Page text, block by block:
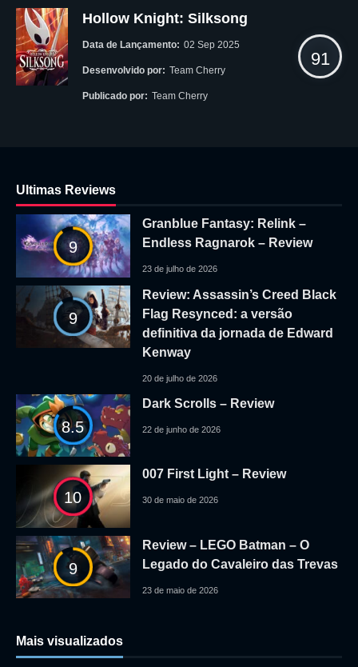
Hollow Knight: Silksong
Data de Lançamento: 02 Sep 2025
Desenvolvido por: Team Cherry
Publicado por: Team Cherry
91
Ultimas Reviews
9
Granblue Fantasy: Relink –
Endless Ragnarok – Review
23 de julho de 2026
9
Review: Assassin’s Creed Black
Flag Resynced: a versão
definitiva da jornada de Edward
Kenway
20 de julho de 2026
8.5
Dark Scrolls – Review
22 de junho de 2026
10
007 First Light – Review
30 de maio de 2026
9
Review – LEGO Batman – O
Legado do Cavaleiro das Trevas
23 de maio de 2026
Mais visualizados